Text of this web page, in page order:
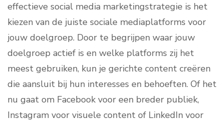
effectieve social media marketingstrategie is het
kiezen van de juiste sociale mediaplatforms voor
jouw doelgroep. Door te begrijpen waar jouw
doelgroep actief is en welke platforms zij het
meest gebruiken, kun je gerichte content creëren
die aansluit bij hun interesses en behoeften. Of het
nu gaat om Facebook voor een breder publiek,
Instagram voor visuele content of LinkedIn voor